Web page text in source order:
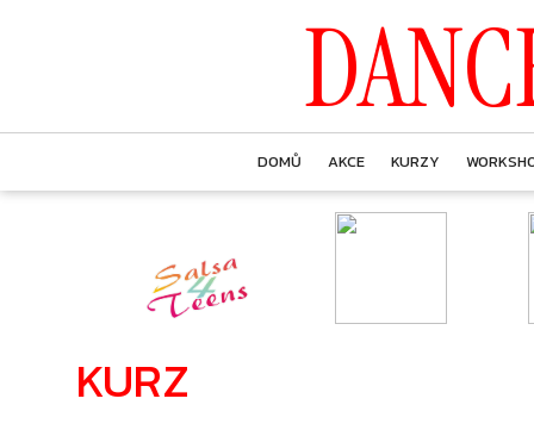
DOMŮ AKCE KURZY
KURZ